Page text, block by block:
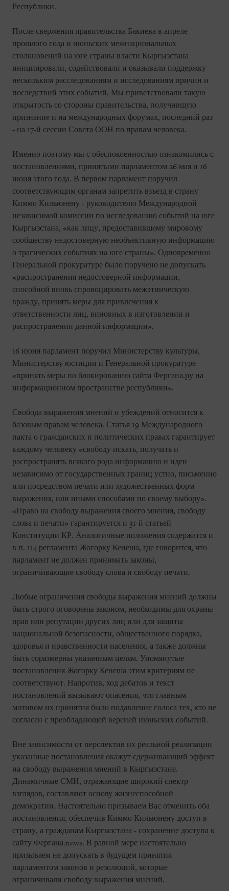
Республики.
После свержения правительства Бакиева в апреле
прошлого года и июньских межнациональных
столкновений на юге страны власти Кыргызстана
инициировали, содействовали и оказывали поддержку
нескольким расследованиям и исследованиям причин и
последствий этих событий. Мы приветствовали такую
открытость со стороны правительства, получившую
признание и на международных форумах, последний раз
- на 17-й сессии Совета ООН по правам человека.
Именно поэтому мы с обеспокоенностью ознакомились с
постановлениями, принятыми парламентом 26 мая и 16
июня этого года. В первом парламент поручил
соответствующим органам запретить взъезд в страну
Киммо Кильюнену - руководителю Международной
независимой комиссии по исследованию событий на юге
Кыргызстана, «как лицу, предоставившему мировому
сообществу недостоверную необъективную информацию
о трагических событиях на юге страны». Одновременно
Генеральной прокуратуре было поручено не допускать
«распространения недостоверной информации,
способной вновь спровоцировать межэтническую
вражду, принять меры для привлечения к
ответственности лиц, виновных в изготовлении и
распространении данной информации».
16 июня парламент поручил Министерству культуры,
Министерству юстиции и Генеральной прокуратуре
«принять меры по блокированию сайта Фергана.ру на
информационном пространстве республики».
Свобода выражения мнений и убеждений относится к
базовым правам человека. Статья 19 Международного
пакта о гражданских и политических правах гарантирует
каждому человеку «свободу искать, получать и
распространять всякого рода информацию и идеи
независимо от государственных границ устно, письменно
или посредством печати или художественных форм
выражения, или иными способами по своему выбору».
«Право на свободу выражения своего мнения, свободу
слова и печати» гарантируется и 31-й статьей
Конституции КР. Аналогичные положения содержатся и
в п. 114 регламента Жогорку Кенеша, где говорится, что
парламент не должен принимать законы,
ограничивающие свободу слова и свободу печати.
Любые ограничения свободы выражения мнений должны
быть строго оговорены законом, необходимы для охраны
прав или репутации других лиц или для защиты
национальной безопасности, общественного порядка,
здоровья и нравственности населения, а также должны
быть соразмерны указанным целям. Упомянутые
постановления Жогорку Кенеша этим критериям не
соответствуют. Напротив, ход дебатов и текст
постановлений вызывают опасения, что главным
мотивом их принятия было подавление голоса тех, кто не
согласен с преобладающей версией июньских событий.
Вне зависимости от перспектив их реальной реализации
указанные постановления окажут сдерживающий эффект
на свободу выражения мнений в Кыргызстане.
Динамичные СМИ, отражающие широкий спектр
взглядов, составляют основу жизнеспособной
демократии. Настоятельно призываем Вас отменить оба
постановления, обеспечив Киммо Кильюнену доступ в
страну, а гражданам Кыргызстана - сохранение доступа к
сайту Фергана.news. В равной мере настоятельно
призываем не допускать в будущем принятия
парламентом законов и резолюций, которые
ограничивали свободу выражения мнений.